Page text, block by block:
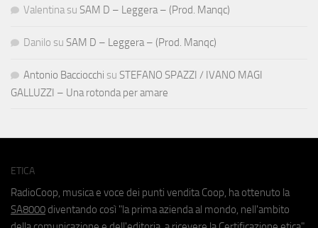
Valentina su SAM D – Leggera – (Prod. Manqc)
Danilo su SAM D – Leggera – (Prod. Manqc)
Antonio Bacciocchi su STEFANO SPAZZI / IVANO MAGI
GALLUZZI – Una rotonda per amare
ETICA
RadioCoop, musica e voce dei punti vendita Coop, ha ottenuto la
SA8000 diventando così "la prima azienda al mondo, nell'ambito